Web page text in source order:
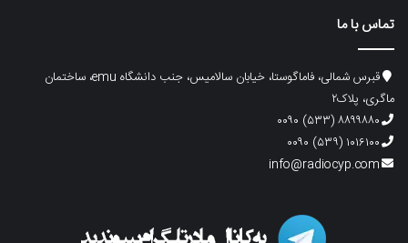
تماس با ما
قبرس شمالی، فاماگوستا، خیابان سالامیس، جنب دانشگاه emu، ساختمان
ماگری، پلاک۲
۸۸۹۹۸۸۰ (۵۳۳) ۰۰۹۰
۱۰۱۶۱۰۰ (۵۳۹) ۰۰۹۰
info@radiocyp.com